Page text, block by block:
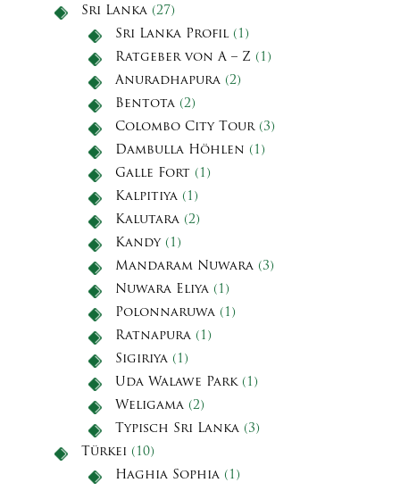
Sri Lanka (27)
Sri Lanka Profil (1)
Ratgeber von A – Z (1)
Anuradhapura (2)
Bentota (2)
Colombo City Tour(3)
Dambulla Höhlen (1)
Galle Fort (1)
Kalpitiya (1)
Kalutara (2)
Kandy(1)
Mandaram Nuwara (3)
Nuwara Eliya (1)
Polonnaruwa (1)
Ratnapura (1)
Sigiriya (1)
Uda Walawe Park(1)
Weligama (2)
Typisch Sri Lanka (3)
Türkei (10)
Haghia Sophia (1)